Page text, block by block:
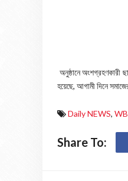
অনুষ্ঠানে অংশগ্রহণকারী
হয়েছে, আগামী দিনে
Daily NEWS,
Share To: